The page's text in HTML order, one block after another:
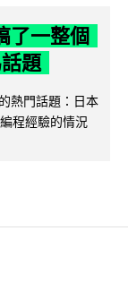
了一整個
題
熱門話題：日本
程經驗的情況